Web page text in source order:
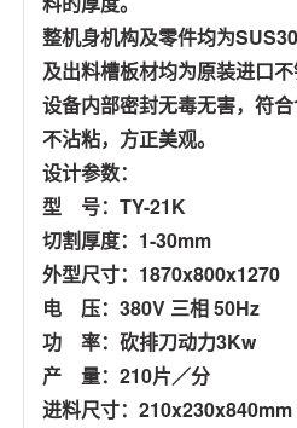
整机身机构及零件均为
及出料槽板材均为原装进口不
设备内部密封无毒无害，符
不沾粘，方正美观。
设计参数：
型 号：TY-21K
切割厚度：1-30mm
外型尺寸：1870x800x1270
电 压：380V 三相 50Hz
功 率：砍排刀动力3Kw
产 量：210片／分
进料尺寸：210x230x840mm